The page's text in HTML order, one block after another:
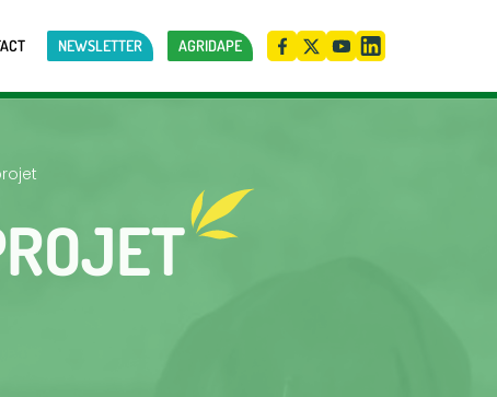
NEWSLETTER AGRIDAPE